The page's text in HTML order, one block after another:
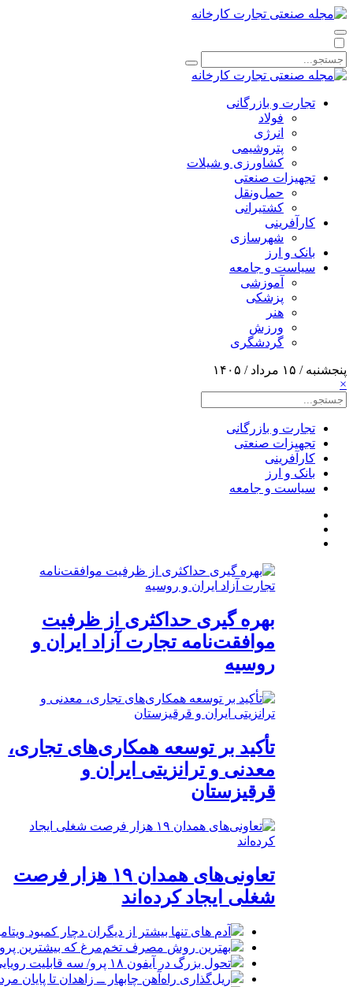
تجارت و بازرگانی
فولاد
انرژی
پتروشیمی
کشاورزی و شیلات
تجهیزات صنعتی
حمل‌و‌نقل
کشتیرانی
کارآفرینی
شهرسازی
بانک و ارز
سیاست و جامعه
آموزشی
پزشکی
هنر
ورزش
گردشگری
پنجشنبه / ۱۵ مرداد / ۱۴۰۵
×
تجارت و بازرگانی
تجهیزات صنعتی
کارآفرینی
بانک و ارز
سیاست و جامعه
بهره گیری حداکثری از ظرفیت
موافقت‌نامه تجارت آزاد ایران و
روسیه
تأکید بر توسعه همکاری‌های تجاری،
معدنی و ترانزیتی ایران و
قرقیزستان
تعاونی‌های همدان ۱۹ هزار فرصت
شغلی ایجاد کرده‌اند
آدم های تنها بیشتر از دیگران دچار کمبود
بهترین روش مصرف تخم‌مرغ که بیشترین
تحول بزرگ در آیفون ۱۸ پرو/ سه قابلیت رویایی که بالاخره به حقیقت می‌پیوندند
ریل‌گذاری راه‌آهن چابهار ــ زاهدان تا پایان